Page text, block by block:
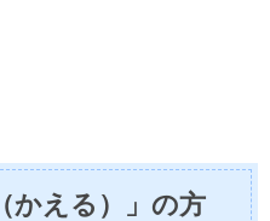
かえる）」の方